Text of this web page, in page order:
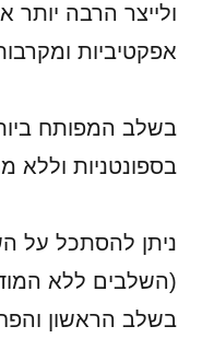
ולייצר הרבה יותר
אפקטיביות
בשלב המפותח
בספונטניות וללא
ניתן להסתכל על
(השלבים ללא
בשלב הראשון